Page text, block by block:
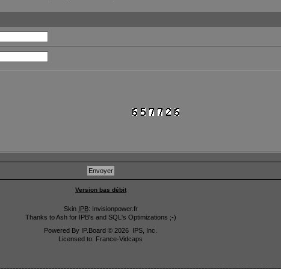
Version bas débit
Skin IPB: Invisionpower.fr
Thanks to Ash for IPB's and SQL's Optimizations ;-)
Powered By IP.Board © 2026 IPS, Inc
Licensed to: France-Vidcaps